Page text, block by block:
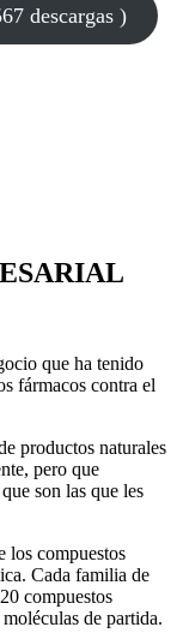
descargas )
que ha tenido
fármacos contra el
productos naturales
pero que
son las que les
los compuestos
Cada familia de
compuestos
de partida.